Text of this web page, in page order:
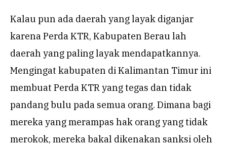
Kalau pun ada daerah yang layak diganjar
karena Perda KTR, Kabupaten Berau lah
daerah yang paling layak mendapatkannya.
Mengingat kabupaten di Kalimantan Timur ini
membuat Perda KTR yang tegas dan tidak
pandang bulu pada semua orang. Dimana bagi
mereka yang merampas hak orang yang tidak
merokok, mereka bakal dikenakan sanksi oleh